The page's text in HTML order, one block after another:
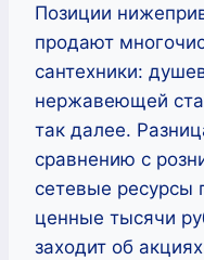
Позиции
продают
сантехники:
нержавеющей
так далее.
сравнению с
сетевые ресурсы
ценные тысячи
заходит об